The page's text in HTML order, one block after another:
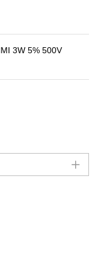
3W 5% 500V